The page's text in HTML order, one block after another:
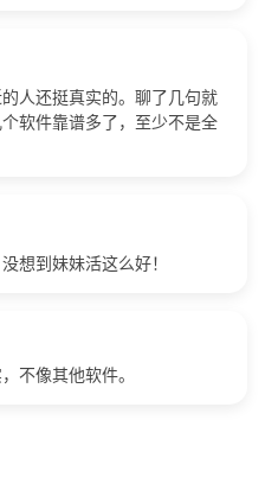
人还挺真实的。聊了几句就
软件靠谱多了，至少不是全
想到妹妹活这么好！
不像其他软件。